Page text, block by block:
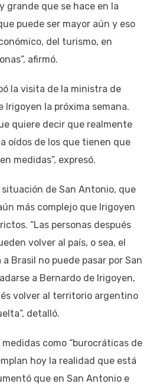
grande que se hace en la
puede ser mayor aún y eso
del turismo, en
afirmó.
la visita de la ministra de
Irigoyen la próxima semana.
quiere decir que realmente
oídos de los que tienen que
medidas”, expresó.
de San Antonio, que
más complejo que Irigoyen
“Las personas después
volver al país, o sea, el
Brasil no puede pasar por San
a Bernardo de Irigoyen,
volver al territorio argentino
detalló.
como “burocráticas de
hoy la realidad que está
que en San Antonio e